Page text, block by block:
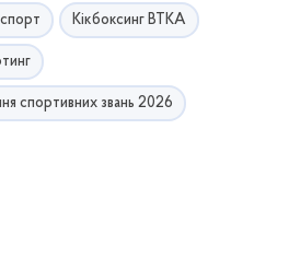
Кікбоксинг ВТКА
спортивних звань 2026